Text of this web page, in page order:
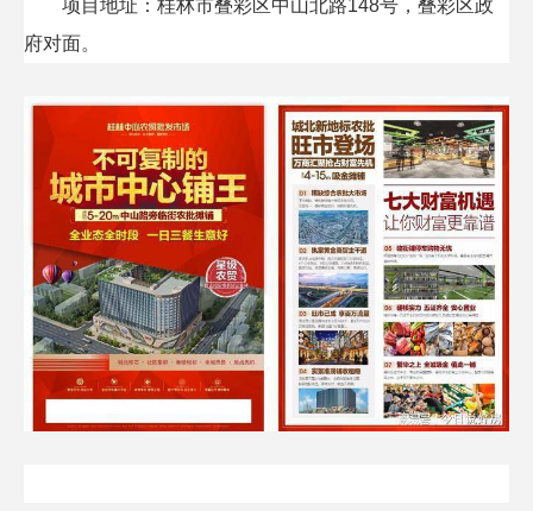
项目地址：桂林市叠彩区中山北路148号，叠彩区政
府对面。